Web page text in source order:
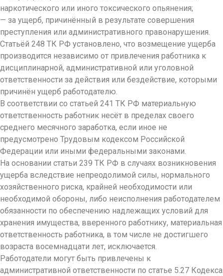
наркотического или иного токсического опьянения;
— за ущерб, причинённый в результате совершения
преступления или административного правонарушения.
Статьёй 248 ТК РФ установлено, что возмещение ущерба
производится независимо от привлечения работника к
дисциплинарной, административной или уголовной
ответственности за действия или бездействие, которыми
причинён ущерб работодателю.
В соответствии со статьей 241 ТК РФ материальную
ответственность работник несёт в пределах своего
среднего месячного заработка, если иное не
предусмотрено Трудовым кодексом Российской
Федерации или иными федеральными законами.
На основании статьи 239 ТК РФ в случаях возникновения
ущерба вследствие непреодолимой силы, нормального
хозяйственного риска, крайней необходимости или
необходимой обороны, либо неисполнения работодателем
обязанности по обеспечению надлежащих условий для
хранения имущества, вверенного работнику, материальная
ответственность работника, в том числе не достигшего
возраста восемнадцати лет, исключается.
Работодатели могут быть привлечены к
административной ответственности по статье 5.27 Кодекса